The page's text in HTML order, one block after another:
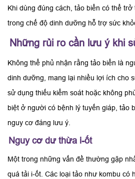
Khi dùng đúng cách, tảo biển có thể
trong chế độ dinh dưỡng hỗ trợ sức
Những rủi ro cần lưu ý khi
Không thể phủ nhận rằng tảo biển là
dinh dưỡng, mang lại nhiều lợi ích cho
sử dụng thiếu kiểm soát hoặc không
biệt ở người có bệnh lý tuyến giáp, tảo
nguy cơ đáng lưu ý.
Nguy cơ dư thừa i-ốt
Một trong những vấn đề thường gặp
quá tải i-ốt. Các loại tảo như kombu có